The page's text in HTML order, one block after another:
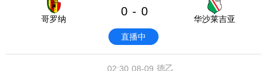
哥罗纳
0 - 0
华沙莱吉亚
直播中
08-09
02:30 德乙